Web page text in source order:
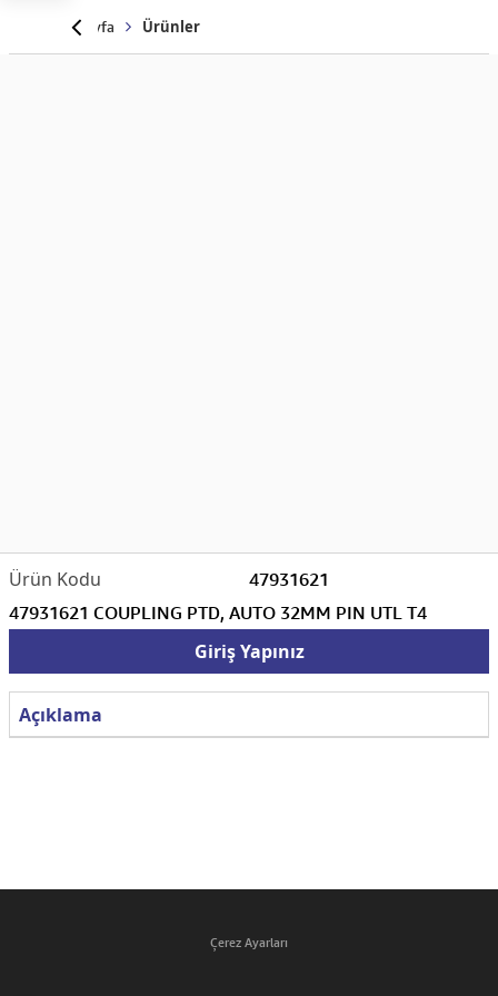
Anasayfa Ürünler
47931621
47931621 COUPLING PTD, AUTO 32MM PIN UTL T4
Giriş Yapınız
Açıklama
Çerez Ayarları